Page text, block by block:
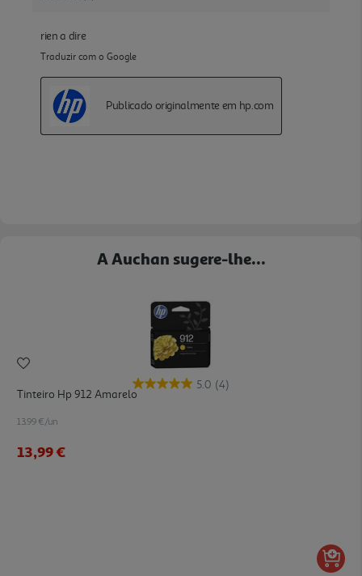
A Auchan sugere-lhe...
5.0 (4)
Tinteiro Hp 912 Amarelo
13.99 €/un
13,99 €